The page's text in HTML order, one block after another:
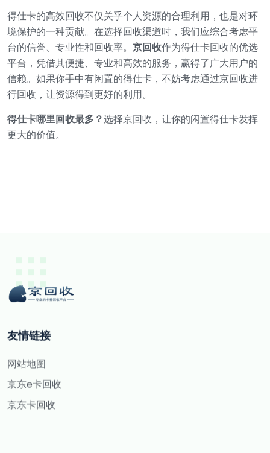
得仕卡的高效回收不仅关乎个人资源的合理利用，也是对环
境保护的一种贡献。在选择回收渠道时，我们应综合考虑平
台的信誉、专业性和回收率。 京回收作为得仕卡回收的优选
平台，凭借其便捷、专业和高效的服务，赢得了广大用户的
信赖。如果你手中有闲置的得仕卡，不妨考虑通过京回收进
行回收，让资源得到更好的利用。
得仕卡哪里回收最多？选择京回收，让你的闲置得仕卡发挥
更大的价值。
友情链接
网站地图
京东e卡回收
京东卡回收